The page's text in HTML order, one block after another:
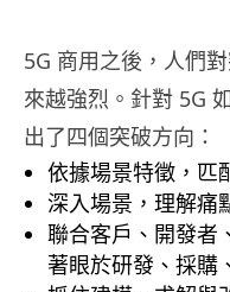
5G 商用之後，人們
來越強烈。針對 5G
出了四個突破方向：
依據場景特徵，匹
深入場景，理解痛
聯合客戶、開發者
著眼於研發、採購